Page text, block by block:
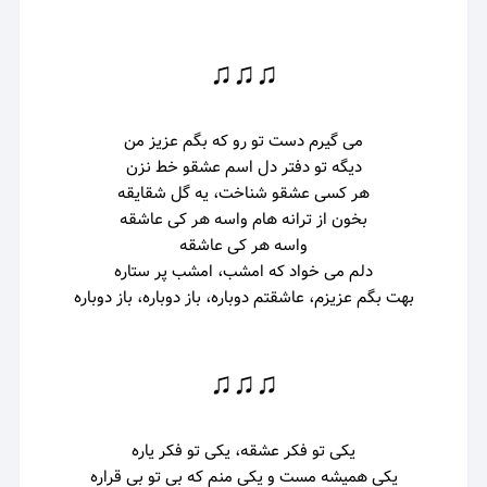
♫♫♫
می گیرم دست تو رو که بگم عزیز من
دیگه تو دفتر دل اسم عشقو خط نزن
هر کسی عشقو شناخت، یه گل شقایقه
بخون از ترانه هام واسه هر کی عاشقه
واسه هر کی عاشقه
دلم می خواد که امشب، امشب پر ستاره
بهت بگم عزیزم، عاشقتم دوباره، باز دوباره، باز دوباره
♫♫♫
یکی تو فکر عشقه، یکی تو فکر یاره
یکی همیشه مست و یکی منم که بی تو بی قراره